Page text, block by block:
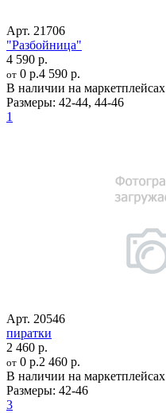
Арт. 21706
"Разбойница"
4 590 р.
от 0 р.4 590 р.
В наличии на маркетплейсах
Размеры: 42-44, 44-46
1
Арт. 20546
пиратки
2 460 р.
от 0 р.2 460 р.
В наличии на маркетплейсах
Размеры: 42-46
3